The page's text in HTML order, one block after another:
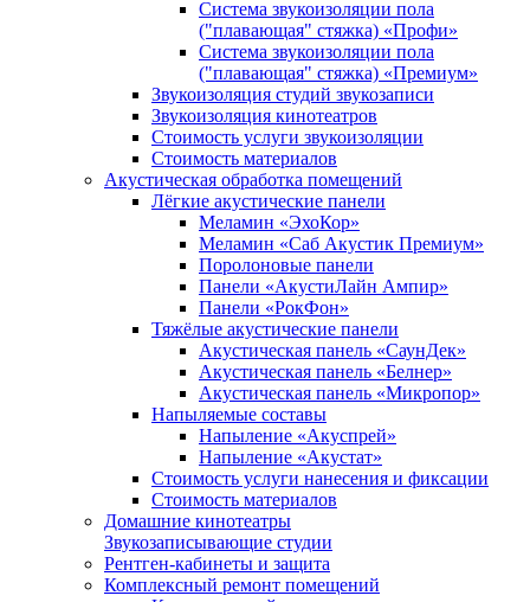
Система звукоизоляции пола
("плавающая" стяжка) «Профи»
Система звукоизоляции пола
("плавающая" стяжка) «Премиум»
Звукоизоляция студий звукозаписи
Звукоизоляция кинотеатров
Стоимость услуги звукоизоляции
Стоимость материалов
Акустическая обработка помещений
Лёгкие акустические панели
Меламин «ЭхоКор»
Меламин «Саб Акустик Премиум»
Поролоновые панели
Панели «АкустиЛайн Ампир»
Панели «РокФон»
Тяжёлые акустические панели
Акустическая панель «СаунДек»
Акустическая панель «Белнер»
Акустическая панель «Микропор»
Напыляемые составы
Напыление «Акуспрей»
Напыление «Акустат»
Стоимость услуги нанесения и фиксации
Стоимость материалов
Домашние кинотеатры
Звукозаписывающие студии
Рентген-кабинеты и защита
Комплексный ремонт помещений